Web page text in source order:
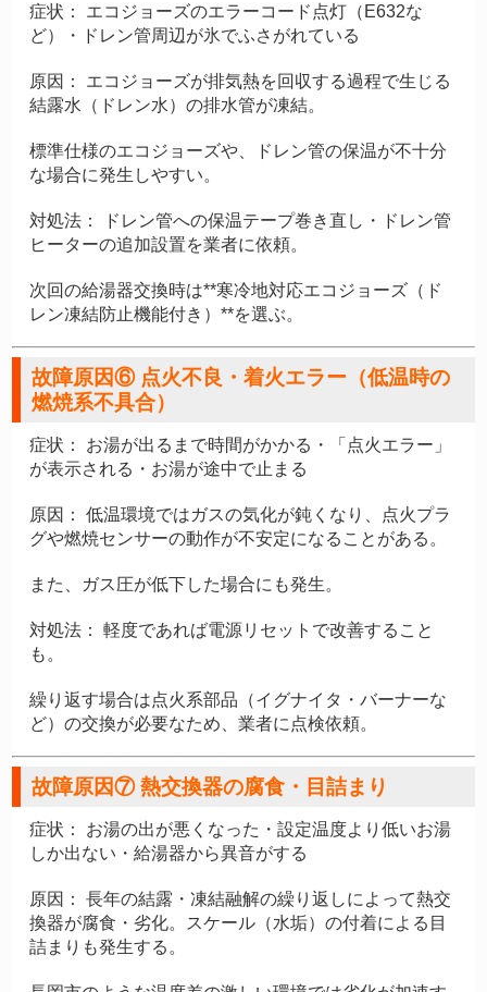
症状：
エコジョーズのエラーコード点灯（E632な
ど）・ドレン管周辺が氷でふさがれている
原因：
エコジョーズが排気熱を回収する過程で生じる
結露水（ドレン水）の排水管が凍結。
標準仕様のエコジョーズや、ドレン管の保温が不十分
な場合に発生しやすい。
対処法：
ドレン管への保温テープ巻き直し・ドレン管
ヒーターの追加設置を業者に依頼。
次回の給湯器交換時は**寒冷地対応エコジョーズ（ド
レン凍結防止機能付き）**を選ぶ。
故障原因⑥ 点火不良・着火エラー（低温時の
燃焼系不具合）
症状：
お湯が出るまで時間がかかる・「点火エラー」
が表示される・お湯が途中で止まる
原因：
低温環境ではガスの気化が鈍くなり、点火プラ
グや燃焼センサーの動作が不安定になることがある。
また、ガス圧が低下した場合にも発生。
対処法：
軽度であれば電源リセットで改善すること
も。
繰り返す場合は点火系部品（イグナイタ・バーナーな
ど）の交換が必要なため、業者に点検依頼。
故障原因⑦ 熱交換器の腐食・目詰まり
症状：
お湯の出が悪くなった・設定温度より低いお湯
しか出ない・給湯器から異音がする
原因：
長年の結露・凍結融解の繰り返しによって熱交
換器が腐食・劣化。スケール（水垢）の付着による目
詰まりも発生する。